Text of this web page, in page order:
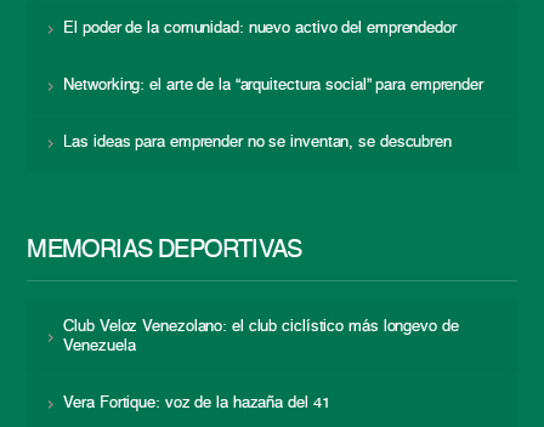
El poder de la comunidad: nuevo activo del emprendedor
Networking: el arte de la “arquitectura social” para emprender
Las ideas para emprender no se inventan, se descubren
MEMORIAS DEPORTIVAS
Club Veloz Venezolano: el club ciclístico más longevo de
Venezuela
Vera Fortique: voz de la hazaña del 41